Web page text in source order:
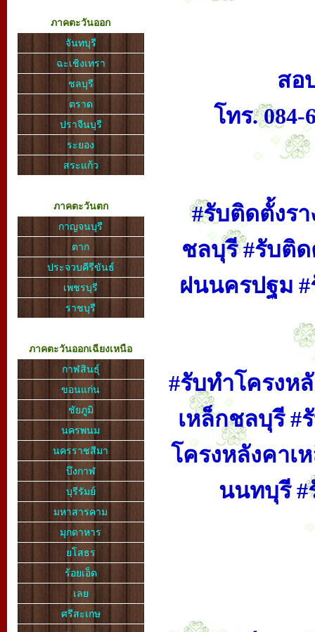
ภาคตะวันออก
จันทบุรี
ฉะเชิงเทรา
ชลบุรี
ตราด
ปราจีนบุรี
ระยอง
สระแก้ว
ภาคตะวันตก
กาญจนบุรี
ตาก
ประจวบคีรีขันธ์
เพชรบุรี
ราชบุรี
ภาคตะวันออกเฉียงเหนือ
กาฬสินธุ์
ขอนแก่น
ชัยภูมิ
นครพนม
นครราชสีมา
บึงกาฬ
บุรีรัมย์
มหาสารคาม
มุกดาหาร
ยโสธร
ร้อยเอ็ด
เลย
ศรีสะเกษ
สอ
โทร. 084-
#รับติดตั้งร
ชลบุรี #รับติด
ฝนนครปฐม
#รับทำโครงห
เหล็กชลบุรี #
โครงหลังคาเ
นนทบุรี #